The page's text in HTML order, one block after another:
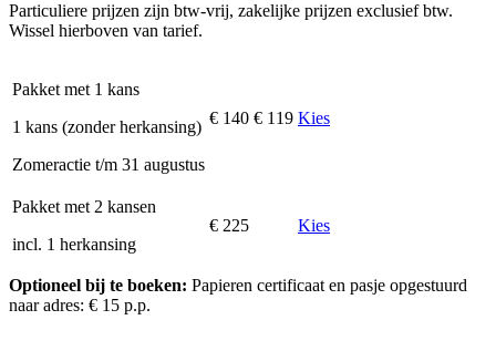
Particuliere prijzen zijn btw-vrij, zakelijke prijzen exclusief btw.
Wissel hierboven van tarief.
Pakket met 1 kans
1 kans (zonder herkansing)
Zomeractie t/m 31 augustus
€ 140 € 119 Kies
Pakket met 2 kansen
incl. 1 herkansing
€ 225 Kies
Optioneel bij te boeken: Papieren certificaat en pasje opgestuurd
naar adres: € 15 p.p.